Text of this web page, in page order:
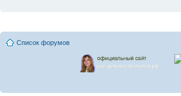
Список форумов